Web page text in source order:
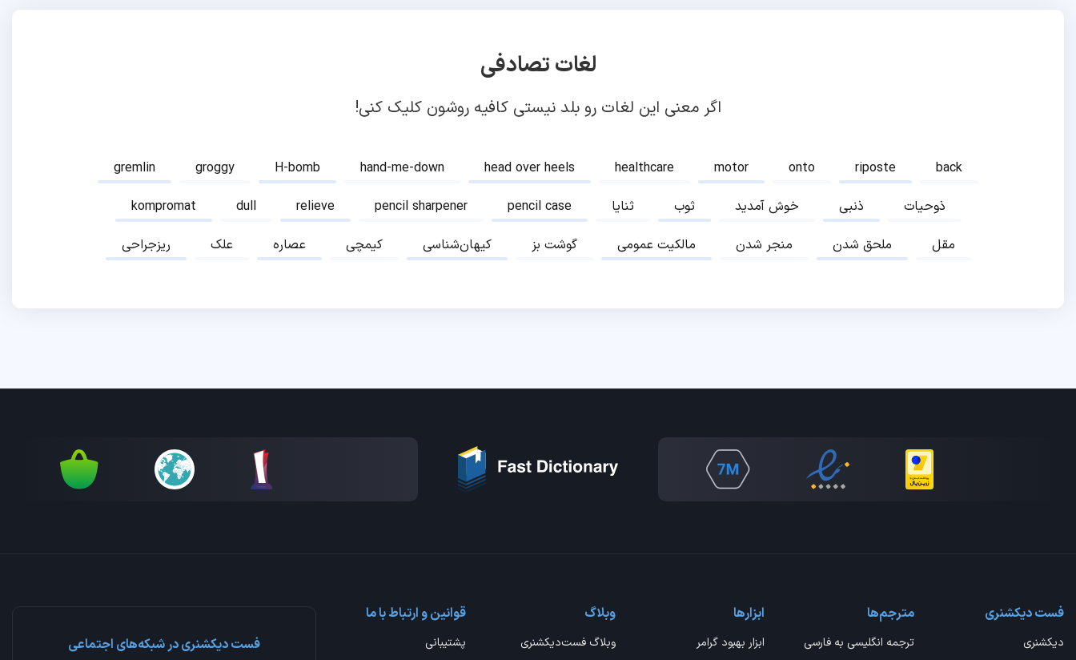
لغات تصادفی
اگر معنی این لغات رو بلد نیستی کافیه روشون کلیک کنی!
gremlin groggy H-bomb hand-me-down head over heels healthcare motor onto riposte
back
kompromat
dull relieve pencil sharpener pencil case ثنایا ثوب خوش آمدید ذنبی
ذوحیات
ریزجراحی
علک عصاره کیمچی کیهان‌شناسی گوشت بز مالکیت عمومی منجر شدن ملحق شدن مقل
فست دیکشنری
دیکشنری
مترجم‌ها
ترجمه انگلیسی به فارسی
ابزارها
ابزار بهبود گرامر
وبلاگ
وبلاگ فست‌دیکشنری
قوانین و ارتباط با ما
پشتیبانی فست دیکشنری در شبکه‌های اجتماعی